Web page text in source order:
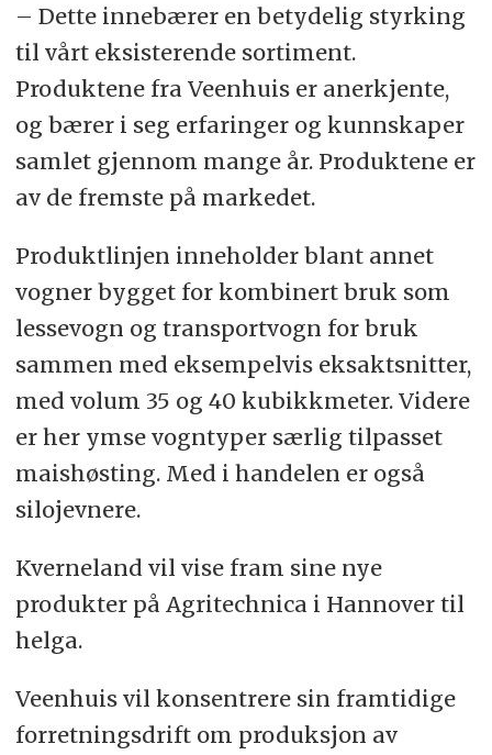
– Dette innebærer en betydelig styrking
til vårt eksisterende sortiment.
Produktene fra Veenhuis er anerkjente,
og bærer i seg erfaringer og kunnskaper
samlet gjennom mange år. Produktene er
av de fremste på markedet.
Produktlinjen inneholder blant annet
vogner bygget for kombinert bruk som
lessevogn og transportvogn for bruk
sammen med eksempelvis eksaktsnitter,
med volum 35 og 40 kubikkmeter. Videre
er her ymse vogntyper særlig tilpasset
maishøsting. Med i handelen er også
silojevnere.
Kverneland vil vise fram sine nye
produkter på Agritechnica i Hannover til
helga.
Veenhuis vil konsentrere sin framtidige
forretningsdrift om produksjon av